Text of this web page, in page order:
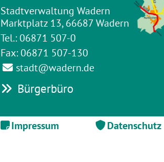
Stadtverwaltung Wadern
Marktplatz 13, 66687 Wadern
Tel.: 06871 507-0
Fax: 06871 507-130
stadt@wadern.de
Bürgerbüro
Impressum Datenschutz